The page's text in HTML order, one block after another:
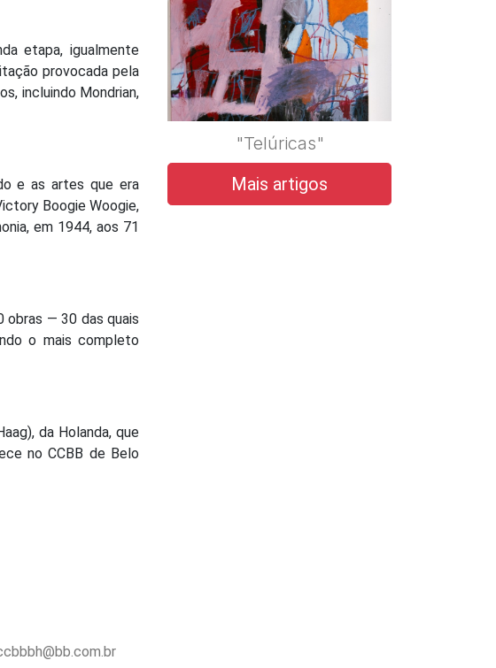
etapa, igualmente
provocada pela
incluindo Mondrian,
e as artes que era
Boogie Woogie,
em 1944, aos 71
obras — 30 das quais
o mais completo
da Holanda, que
no CCBB de Belo
"Telúricas"
Mais artigos